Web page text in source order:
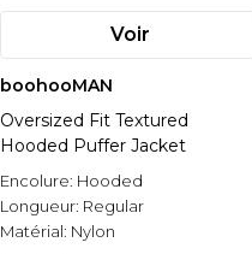
Voir
boohooMAN
Oversized Fit Textured
Hooded Puffer Jacket
Encolure: Hooded
Longueur: Regular
Matérial: Nylon